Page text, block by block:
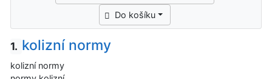
Do košíku
1. kolizní normy
kolizní normy